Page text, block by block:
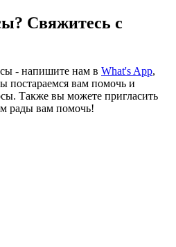
Свяжитесь с
- напишите нам в What's App,
постараемся вам помочь и
Также вы можете пригласить
рады вам помочь!